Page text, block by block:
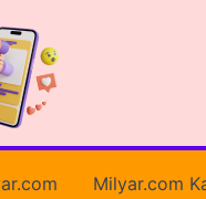
Milyar.com